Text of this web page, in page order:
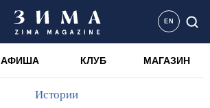
EN
АФИША КЛУБ МАГАЗИН
Истории